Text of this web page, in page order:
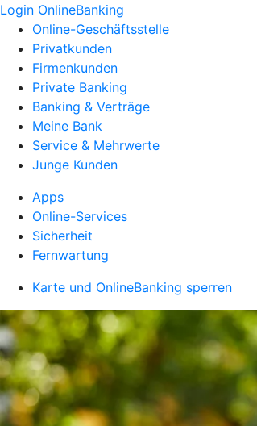
Login OnlineBanking
Online-Geschäftsstelle
Privatkunden
Firmenkunden
Private Banking
Banking & Verträge
Meine Bank
Service & Mehrwerte
Junge Kunden
Apps
Online-Services
Sicherheit
Fernwartung
Karte und OnlineBanking sperren